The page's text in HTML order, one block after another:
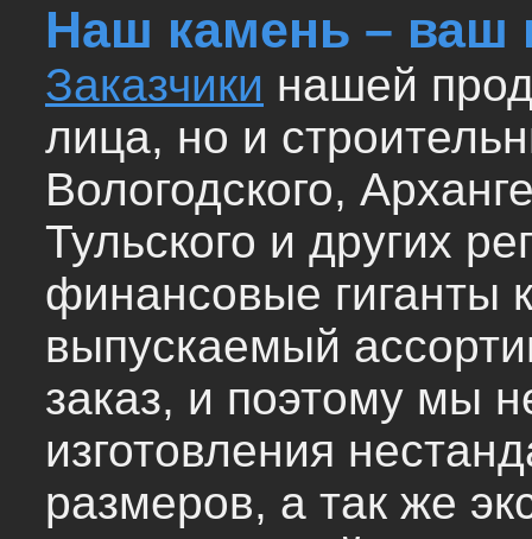
Наш камень – ваш
Заказчики нашей
лица, но и
Вологодского,
Тульского и других
финансовые гиганты
выпускаемый
заказ, и поэтому мы
изготовления
размеров, а так же